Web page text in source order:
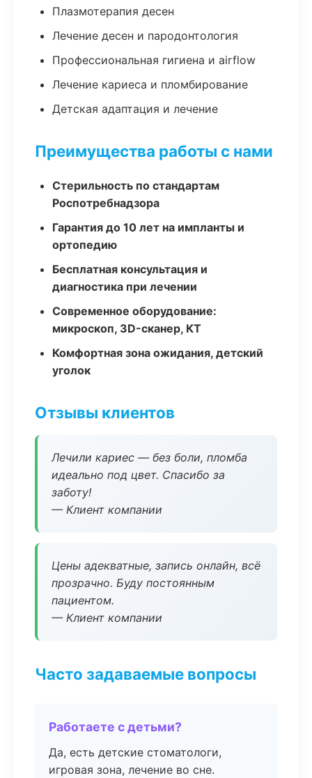
Плазмотерапия десен
Лечение десен и пародонтология
Профессиональная гигиена и airflow
Лечение кариеса и пломбирование
Детская адаптация и лечение
Преимущества работы с нами
Стерильность по стандартам
Роспотребнадзора
Гарантия до 10 лет на импланты и
ортопедию
Бесплатная консультация и
диагностика при лечении
Современное оборудование:
микроскоп, 3D-сканер, КТ
Комфортная зона ожидания, детский
уголок
Отзывы клиентов
Лечили кариес — без боли, пломба
идеально под цвет. Спасибо за
заботу!
— Клиент компании
Цены адекватные, запись онлайн, всё
прозрачно. Буду постоянным
пациентом.
— Клиент компании
Часто задаваемые вопросы
Работаете с детьми?
Да, есть детские стоматологи,
игровая зона, лечение во сне.